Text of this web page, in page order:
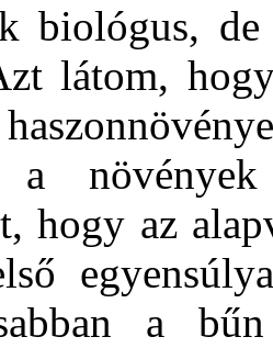
biológus,
látom,
a
hogy az
a